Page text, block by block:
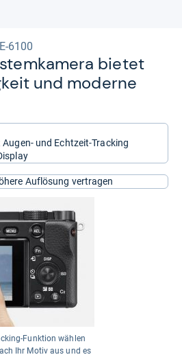
6100
bie­tet
und moderne
und Echtzeit-Tracking
Auflösung vertragen
Funktion wählen
Ihr Motiv aus und es